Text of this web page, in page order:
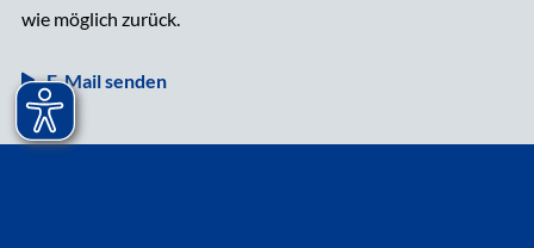
wie möglich zurück.
E-Mail senden